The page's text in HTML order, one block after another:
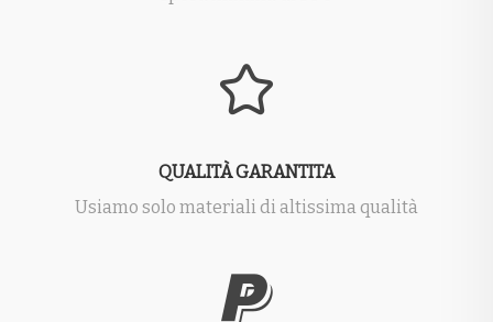
QUALITÀ GARANTITA
Usiamo solo materiali di altissima qualità